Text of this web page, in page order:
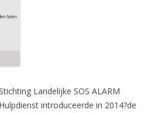
Landelijke SOS ALARM
Hulpdienst introduceerde in 2014?de